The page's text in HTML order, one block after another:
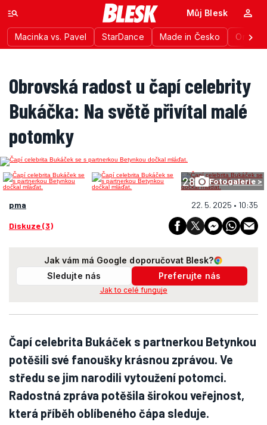
Macinka vs. Pavel StarDance Made in Česko
Můj Blesk
Obrovská radost u čapí celebrity
Bukáčka: Na světě přivítal malé
potomky
28 Fotogalerie >
pma 22. 5. 2025 • 10:35
Diskuze (3)
Jak vám má Google doporučovat Blesk?
Sledujte nás
Preferujte nás
Jak to celé funguje
Čapí celebrita Bukáček s partnerkou Betynkou
potěšili své fanoušky krásnou zprávou. Ve
středu se jim narodili vytoužení potomci.
Radostná zpráva potěšila širokou veřejnost,
která příběh oblíbeného čápa sleduje.